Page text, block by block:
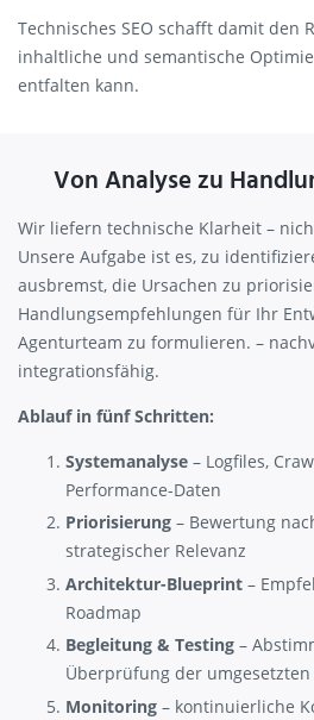
Technisches SEO schafft damit den
inhaltliche und semantische
entfalten kann.
Von Analyse zu
Wir liefern technische Klarheit –
Unsere Aufgabe ist es, zu
ausbremst, die Ursachen zu
Handlungsempfehlungen für Ihr
Agenturteam zu formulieren. –
integrationsfähig.
Ablauf in fünf Schritten:
Systemanalyse – Logfiles,
Performance-Daten
Priorisierung – Bewertung
strategischer Relevanz
Architektur-Blueprint –
Roadmap
Begleitung & Testing –
Überprüfung der
Monitoring – kontinuierliche